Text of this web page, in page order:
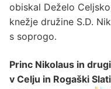
obiskal Deželo
knežje družine S.D.
s soprogo.
Princ Nikolaus in
v Celju in Rogaški